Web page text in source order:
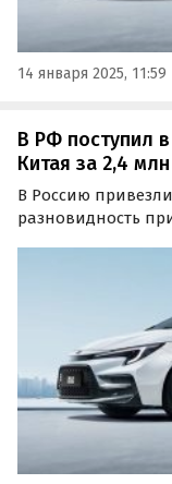
14 января 2025, 11:59
В РФ поступил
Китая за 2,4
В Россию
разновидность
из классифайдов